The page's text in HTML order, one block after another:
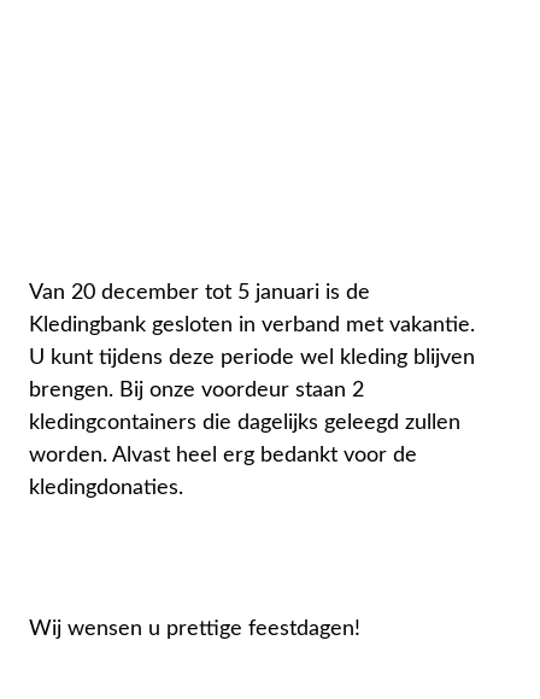
Van 20 december tot 5 januari is de
Kledingbank gesloten in verband met vakantie.
U kunt tijdens deze periode wel kleding blijven
brengen. Bij onze voordeur staan 2
kledingcontainers die dagelijks geleegd zullen
worden. Alvast heel erg bedankt voor de
kledingdonaties.
Wij wensen u prettige feestdagen!